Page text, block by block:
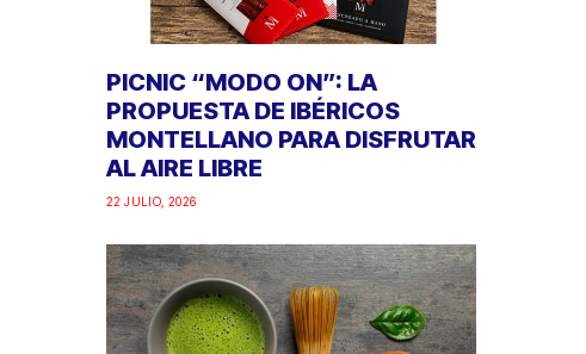
PICNIC “MODO ON”: LA
PROPUESTA DE IBÉRICOS
MONTELLANO PARA DISFRUTAR
AL AIRE LIBRE
22 JULIO, 2026